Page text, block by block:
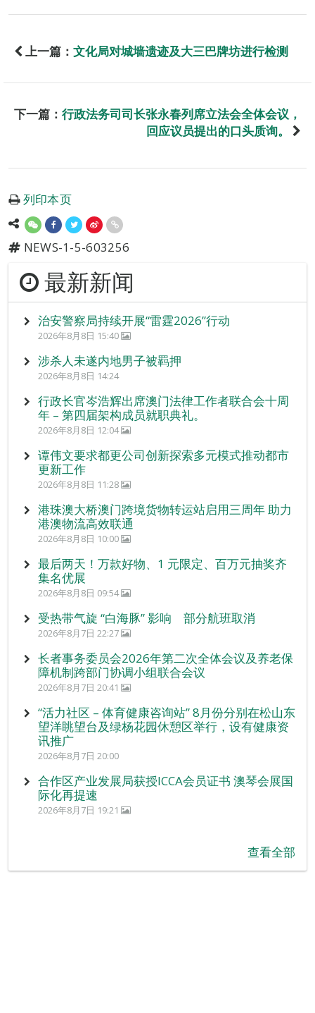
上一篇： 文化局对城墙遗迹及大三巴牌坊进行检测
下一篇： 行政法务司司长张永春列席立法会全体会议，
回应议员提出的口头质询。
列印本页
NEWS-1-5-603256
最新新闻
治安警察局持续开展“雷霆2026”行动
2026年8月8日 15:40
涉杀人未遂内地男子被羁押
2026年8月8日 14:24
行政长官岑浩辉出席澳门法律工作者联合会十周
年 – 第四届架构成员就职典礼。
2026年8月8日 12:04
谭伟文要求都更公司创新探索多元模式推动都市
更新工作
2026年8月8日 11:28
港珠澳大桥澳门跨境货物转运站启用三周年 助力
港澳物流高效联通
2026年8月8日 10:00
最后两天！万款好物、1 元限定、百万元抽奖齐
集名优展
2026年8月8日 09:54
受热带气旋 “白海豚” 影响 部分航班取消
2026年8月7日 22:27
长者事务委员会2026年第二次全体会议及养老保
障机制跨部门协调小组联合会议
2026年8月7日 20:41
“活力社区 – 体育健康咨询站” 8月份分别在松山东
望洋眺望台及绿杨花园休憩区举行，设有健康资
讯推广
2026年8月7日 20:00
合作区产业发展局获授ICCA会员证书 澳琴会展国
际化再提速
2026年8月7日 19:21
查看全部